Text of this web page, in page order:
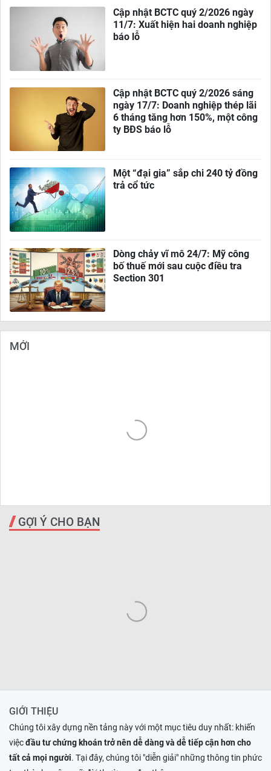
Cập nhật BCTC quý 2/2026 ngày
11/7: Xuất hiện hai doanh nghiệp
báo lỗ
Cập nhật BCTC quý 2/2026 sáng
ngày 17/7: Doanh nghiệp thép lãi
6 tháng tăng hơn 150%, một công
ty BĐS báo lỗ
Một “đại gia” sắp chi 240 tỷ đồng
trả cổ tức
Dòng chảy vĩ mô 24/7: Mỹ công
bố thuế mới sau cuộc điều tra
Section 301
MỚI
GỢI Ý CHO BẠN
GIỚI THIỆU
Chúng tôi xây dựng nền tảng này với một mục tiêu duy nhất: khiến
việcđầu tư chứng khoán trở nên dễ dàng và dễ tiếp cận hơn cho
tất cả mọi người. Tại đây, chúng tôi "diễn giải" những thông tin phức